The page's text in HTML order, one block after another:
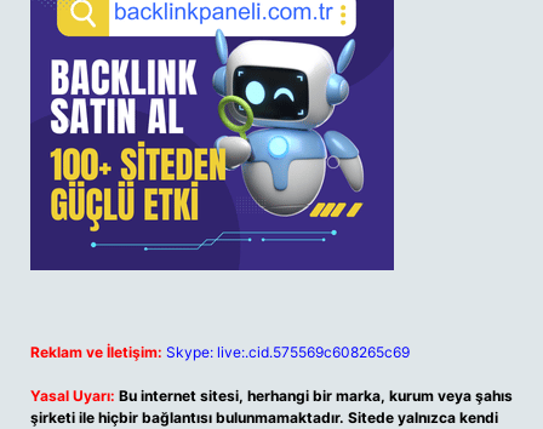
Reklam ve İletişim: Skype: live:.cid.575569c608265c69
Yasal Uyarı: Bu internet sitesi, herhangi bir marka, kurum veya şahıs
şirketi ile hiçbir bağlantısı bulunmamaktadır. Sitede yalnızca kendi